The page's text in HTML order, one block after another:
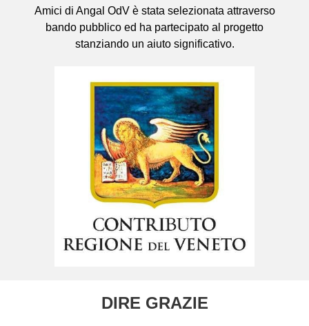
Amici di Angal OdV è stata selezionata attraverso
bando pubblico ed ha partecipato al progetto
stanziando un aiuto significativo.
DIRE GRAZIE